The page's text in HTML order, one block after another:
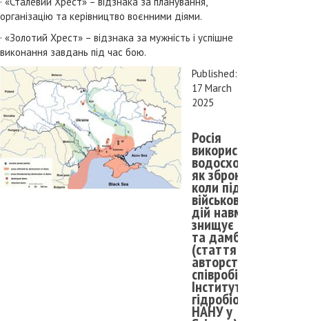
організацію та керівництво воєнними діями.
· «Золотий Хрест» – відзнака за мужність і успішне
виконання завдань під час бою.
Published:
17 March
2025
Росія
використовує
водосховища
як зброю,
коли під час
військових
дій навмисно
знищує греблі
та дамби
(стаття за
авторством
співробітників
Інституту
гідробіології
НАНУ у